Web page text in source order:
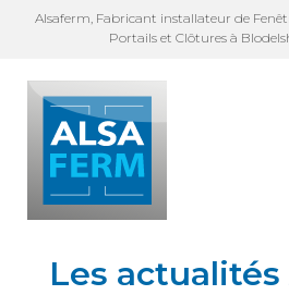
Alsaferm, Fabricant installateur de
Portails et Clôtures à
Les